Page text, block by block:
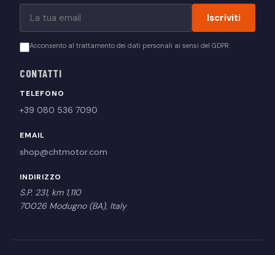
Iscriviti
Acconsento al trattamento dei dati personali ai sensi del GDPR.
CONTATTI
TELEFONO
+39 080 536 7090
EMAIL
shop@chtmotor.com
INDIRIZZO
S.P. 231, km 1,110
70026 Modugno (BA), Italy